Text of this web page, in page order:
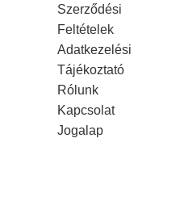
Szerződési
Feltételek
Adatkezelési
Tájékoztató
Rólunk
Kapcsolat
Jogalap